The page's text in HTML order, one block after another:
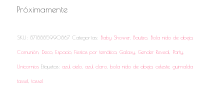
Próximamente
SKU: 8718885990867 Categorías: Baby Shower, Bautizo, Bola nido de abeja,
Comunión, Deco, Espacio, Fiestas por temática, Galaxy, Gender Reveal Party,
Unicornios Etiquetas: azul cielo, azul claro, bola nido de abeja, celeste, guirnalda
tassel tassel